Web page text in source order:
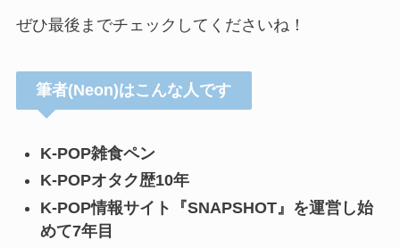
ぜひ最後までチェックしてくださいね！
筆者(Neon)はこんな人です
K-POP雑食ペン
K-POPオタク歴10年
K-POP情報サイト『SNAPSHOT』を運営し始
めて7年目